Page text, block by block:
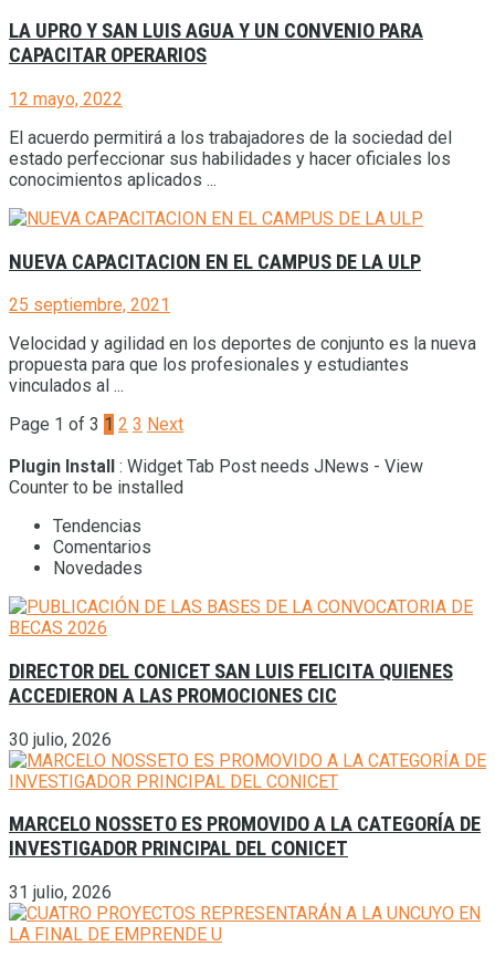
LA UPRO Y SAN LUIS AGUA Y UN CONVENIO PARA
CAPACITAR OPERARIOS
12 mayo, 2022
El acuerdo permitirá a los trabajadores de la sociedad del
estado perfeccionar sus habilidades y hacer oficiales los
conocimientos aplicados ...
NUEVA CAPACITACION EN EL CAMPUS DE LA ULP
25 septiembre, 2021
Velocidad y agilidad en los deportes de conjunto es la nueva
propuesta para que los profesionales y estudiantes
vinculados al ...
Page 1 of 3 1 2 3 Next
Plugin Install
: Widget Tab Post needs JNews - View
Counter to be installed
Tendencias
Comentarios
Novedades
DIRECTOR DEL CONICET SAN LUIS FELICITA QUIENES
ACCEDIERON A LAS PROMOCIONES CIC
30 julio, 2026
MARCELO NOSSETO ES PROMOVIDO A LA CATEGORÍA DE
INVESTIGADOR PRINCIPAL DEL CONICET
31 julio, 2026